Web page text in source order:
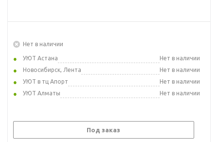
Нет в наличии
УЮТ Астана
Нет в наличии
Новосибирск, Лента
Нет в наличии
УЮТ в тц Апорт
Нет в наличии
УЮТ Алматы
Нет в наличии
Под заказ